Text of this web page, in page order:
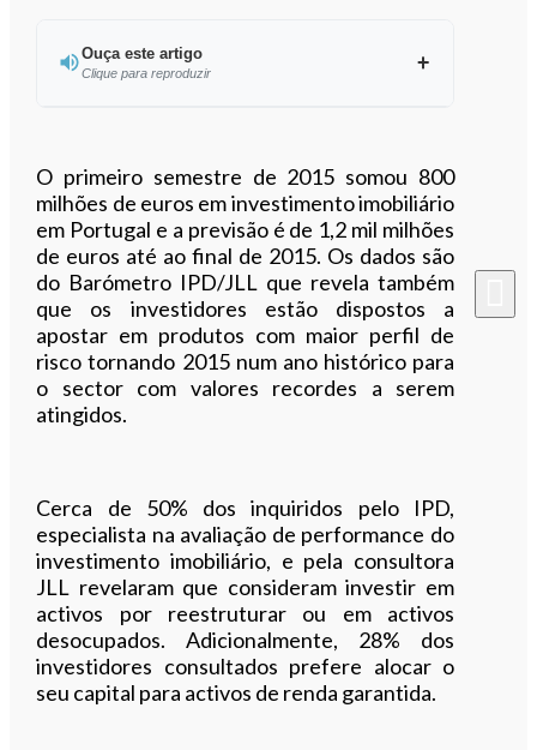
Ouça este artigo
Clique para reproduzir
O primeiro semestre de 2015 somou 800
milhões de euros em investimento imobiliário
em Portugal e a previsão é de 1,2 mil milhões
de euros até ao final de 2015. Os dados são
do Barómetro IPD/JLL que revela também
que os investidores estão dispostos a
apostar em produtos com maior perfil de
risco tornando 2015 num ano histórico para
o sector com valores recordes a serem
atingidos.
Cerca de 50% dos inquiridos pelo IPD,
especialista na avaliação de performance do
investimento imobiliário, e pela consultora
JLL revelaram que consideram investir em
activos por reestruturar ou em activos
desocupados. Adicionalmente, 28% dos
investidores consultados prefere alocar o
seu capital para activos de renda garantida.